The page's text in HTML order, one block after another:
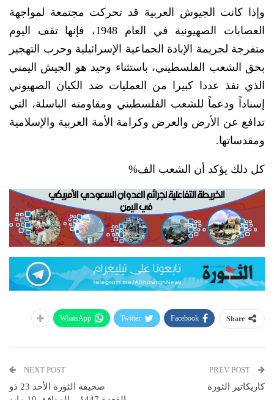
وإذا كانت الجيوش العربية قد تحركت مجتمعة لمواجهة
العصابات الصهيونية في العام 1948، فإنها تقف اليوم
متفرجة لجريمة الإبادة الجماعية الإسرائيلية وحرب التهجير
بحق الشعب الفلسطيني، باستثناء وحيد هو الجيش اليمني
الذي نفذ عددا كبيرا من العمليات ضد الكيان الصهيوني
إسناداً ودعماً للشعب الفلسطيني ومقاومته الباسلة، التي
تدافع عن الأرض والعرض وكرامة الأمة العربية والإسلامية
ومقدساتها.
كل ذلك يؤكد أن الشعب الف%
Share
Facebook
Twitter
WhatsApp
كاريكاتير الثورة
NEXT POST
صحيفة الثورة الأحد 23 ذو